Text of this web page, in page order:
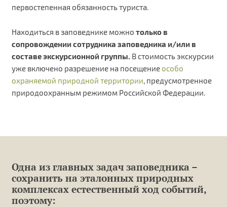
первостепенная обязанность туриста.
Находиться в заповеднике можно только в
сопровождении сотрудника заповедника и/или в
составе экскурсионной группы. В стоимость экскурсии
уже включено разрешение на посещениеособо
охраняемой природной территории, предусмотренное
природоохранным режимом Российской Федерации.
Одна из главных задач заповедника –
сохранить на эталонных природных
комплексах естественный ход событий,
поэтому: